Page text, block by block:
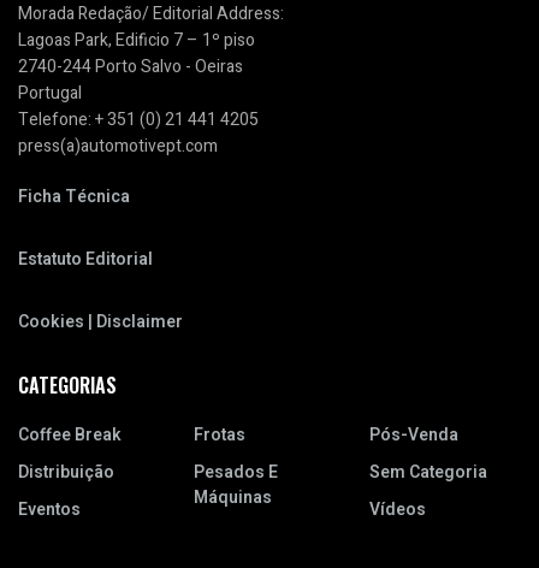
Morada Redação/ Editorial Address:
Lagoas Park, Edificio 7 – 1º piso
2740-244 Porto Salvo - Oeiras
Portugal
Telefone: + 351 (0) 21 441 4205
press(a)automotivept.com
Ficha Técnica
Estatuto Editorial
Cookies | Disclaimer
CATEGORIAS
Coffee Break
Distribuição
Eventos
Frotas
Pesados E
Máquinas
Pós-Venda
Sem Categoria
Vídeos